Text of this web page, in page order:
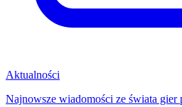
Aktualności
Najnowsze wiadomości ze świata gier